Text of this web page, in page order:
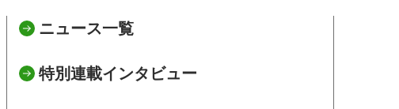
ニュース一覧
特別連載インタビュー